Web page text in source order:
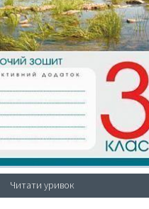
Читати уривок